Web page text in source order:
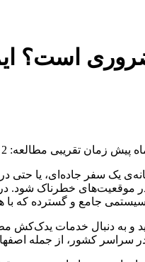
است؟
زمان تقریبی مطالعه: 2 دقیقه
یک سفر جاده‌ای، یا حتی
موقعیت‌های خطرناک شود. در
سیستمی جامع و گسترده که
و به دنبال خدمات یدک‌کش
در سراسر کشور، از جمله